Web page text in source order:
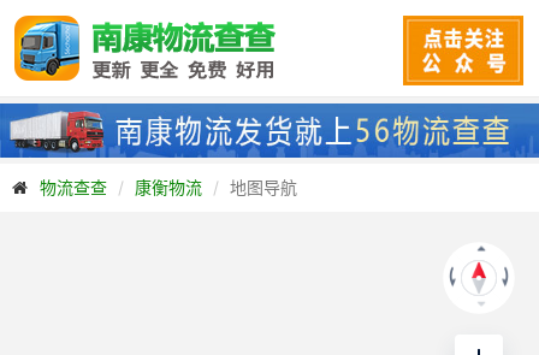
物流查查 康衡物流 地图导航